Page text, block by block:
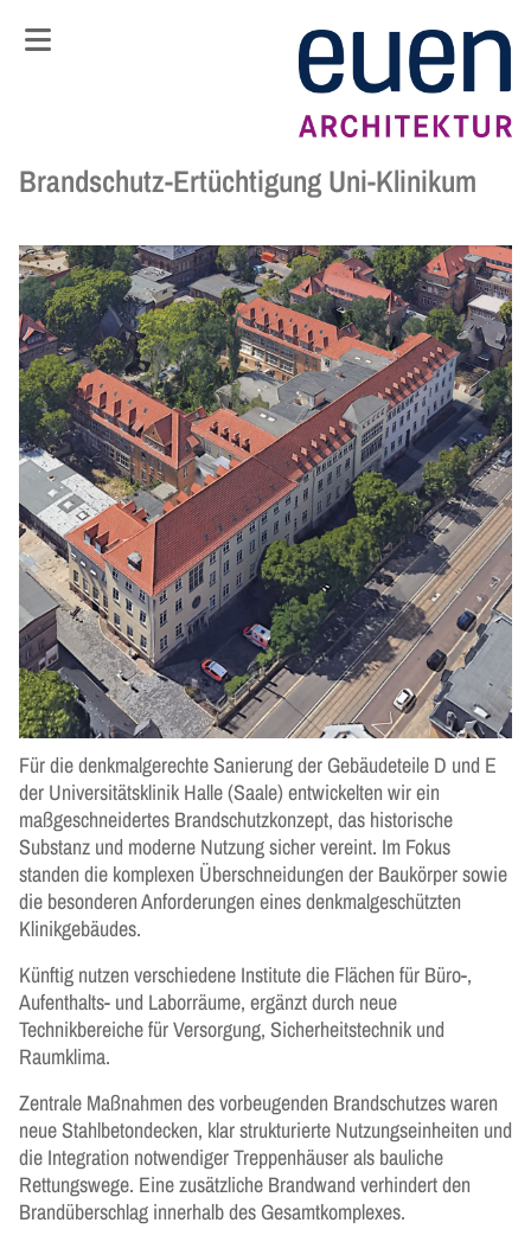
Brandschutz-Ertüchtigung Uni-Klinikum
Für die denkmalgerechte Sanierung der Gebäudeteile D und E
der Universitätsklinik Halle (Saale) entwickelten wir ein
maßgeschneidertes Brandschutzkonzept, das historische
Substanz und moderne Nutzung sicher vereint. Im Fokus
standen die komplexen Überschneidungen der Baukörper sowie
die besonderen Anforderungen eines denkmalgeschützten
Klinikgebäudes.
Künftig nutzen verschiedene Institute die Flächen für Büro-,
Aufenthalts- und Laborräume, ergänzt durch neue
Technikbereiche für Versorgung, Sicherheitstechnik und
Raumklima.
Zentrale Maßnahmen des vorbeugenden Brandschutzes waren
neue Stahlbetondecken, klar strukturierte Nutzungseinheiten und
die Integration notwendiger Treppenhäuser als bauliche
Rettungswege. Eine zusätzliche Brandwand verhindert den
Brandüberschlag innerhalb des Gesamtkomplexes.